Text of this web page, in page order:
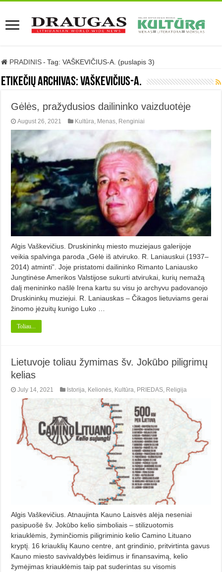
PRADINIS - Tag:VAŠKEVIČIUS-A. (puslapis 3)
Etikečių archivas:VAŠKEVIČIUS-A.
Gėlės, pražydusios dailininko vaizduotėje
August 26, 2021 Kultūra, Menas, Renginiai
Algis Vaškevičius. Druskininkų miesto muziejaus galerijoje
veikia spalvinga paroda „Gėlė iš atviruko. R. Laniauskui (1937–
2014) atminti”. Joje pristatomi dailininko Rimanto Laniausko
Jungtinėse Amerikos Valstijose sukurti atvirukai, kurių nemažą
dalį menininko našlė Irena kartu su visu jo archyvu padovanojo
Druskininkų muziejui. R. Laniauskas – Čikagos lietuviams gerai
žinomo jėzuitų kunigo Luko …
Toliau...
Lietuvoje toliau žymimas šv. Jokūbo piligrimų
kelias
July 14, 2021 Istorija Kelionės Kultūra PRIEDAS Religija
Algis Vaškevičius. Atnaujinta Kauno Laisvės alėja neseniai
pasipuošė šv. Jokūbo kelio simboliais – stilizuotomis
kriauklėmis, žyminčiomis piligriminio kelio Camino Lituano
kryptį. 16 kriauklių Kauno centre, ant grindinio, pritvirtinta gavus
Kauno miesto savivaldybės leidimus ir finansavimą, kelio
žymėjimas kriauklėmis taip pat suderintas su visomis